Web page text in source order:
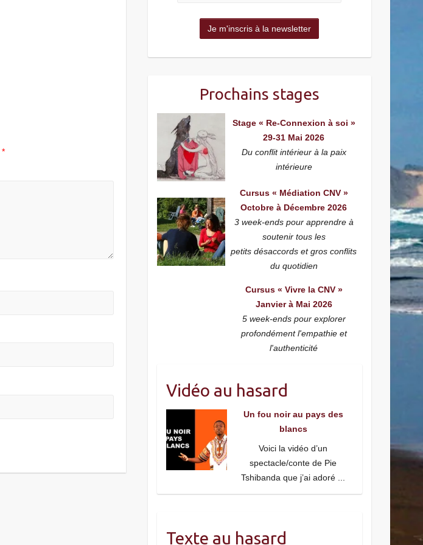
*
Prochains stages
Stage « Re-Connexion à soi »
29-31 Mai 2026
Du conflit intérieur à la paix
intérieure
Cursus « Médiation CNV »
Octobre à Décembre 2026
3 week-ends pour apprendre à
soutenir tous les
petits désaccords et gros conflits
du quotidien
Cursus « Vivre la CNV »
Janvier à Mai 2026
5 week-ends pour explorer
profondément l'empathie et
l'authenticité
Vidéo au hasard
Un fou noir au pays des
blancs
Voici la vidéo d’un
spectacle/conte de Pie
Tshibanda que j’ai adoré
Texte au hasard